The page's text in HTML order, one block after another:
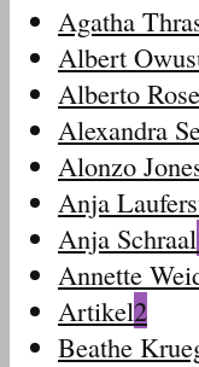
Agatha
Albert
Alberto
Alexandra
Alonzo
Anja
Anja Schraal
Annette
Artikel2
Beathe